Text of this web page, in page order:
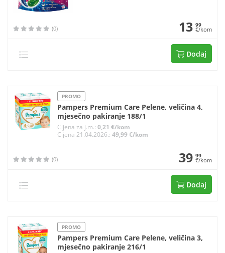
(0) 13 99
€/kom
Dodaj
PROMO
Pampers Premium Care Pelene, veličina 4,
mjesečno pakiranje 188/1
Cijena za j.m.:0,21 €/kom
Cijena 21.04.2026.:49,99 €/kom
(0) 39 99
€/kom
Dodaj
PROMO
Pampers Premium Care Pelene, veličina 3,
mjesečno pakiranje 216/1